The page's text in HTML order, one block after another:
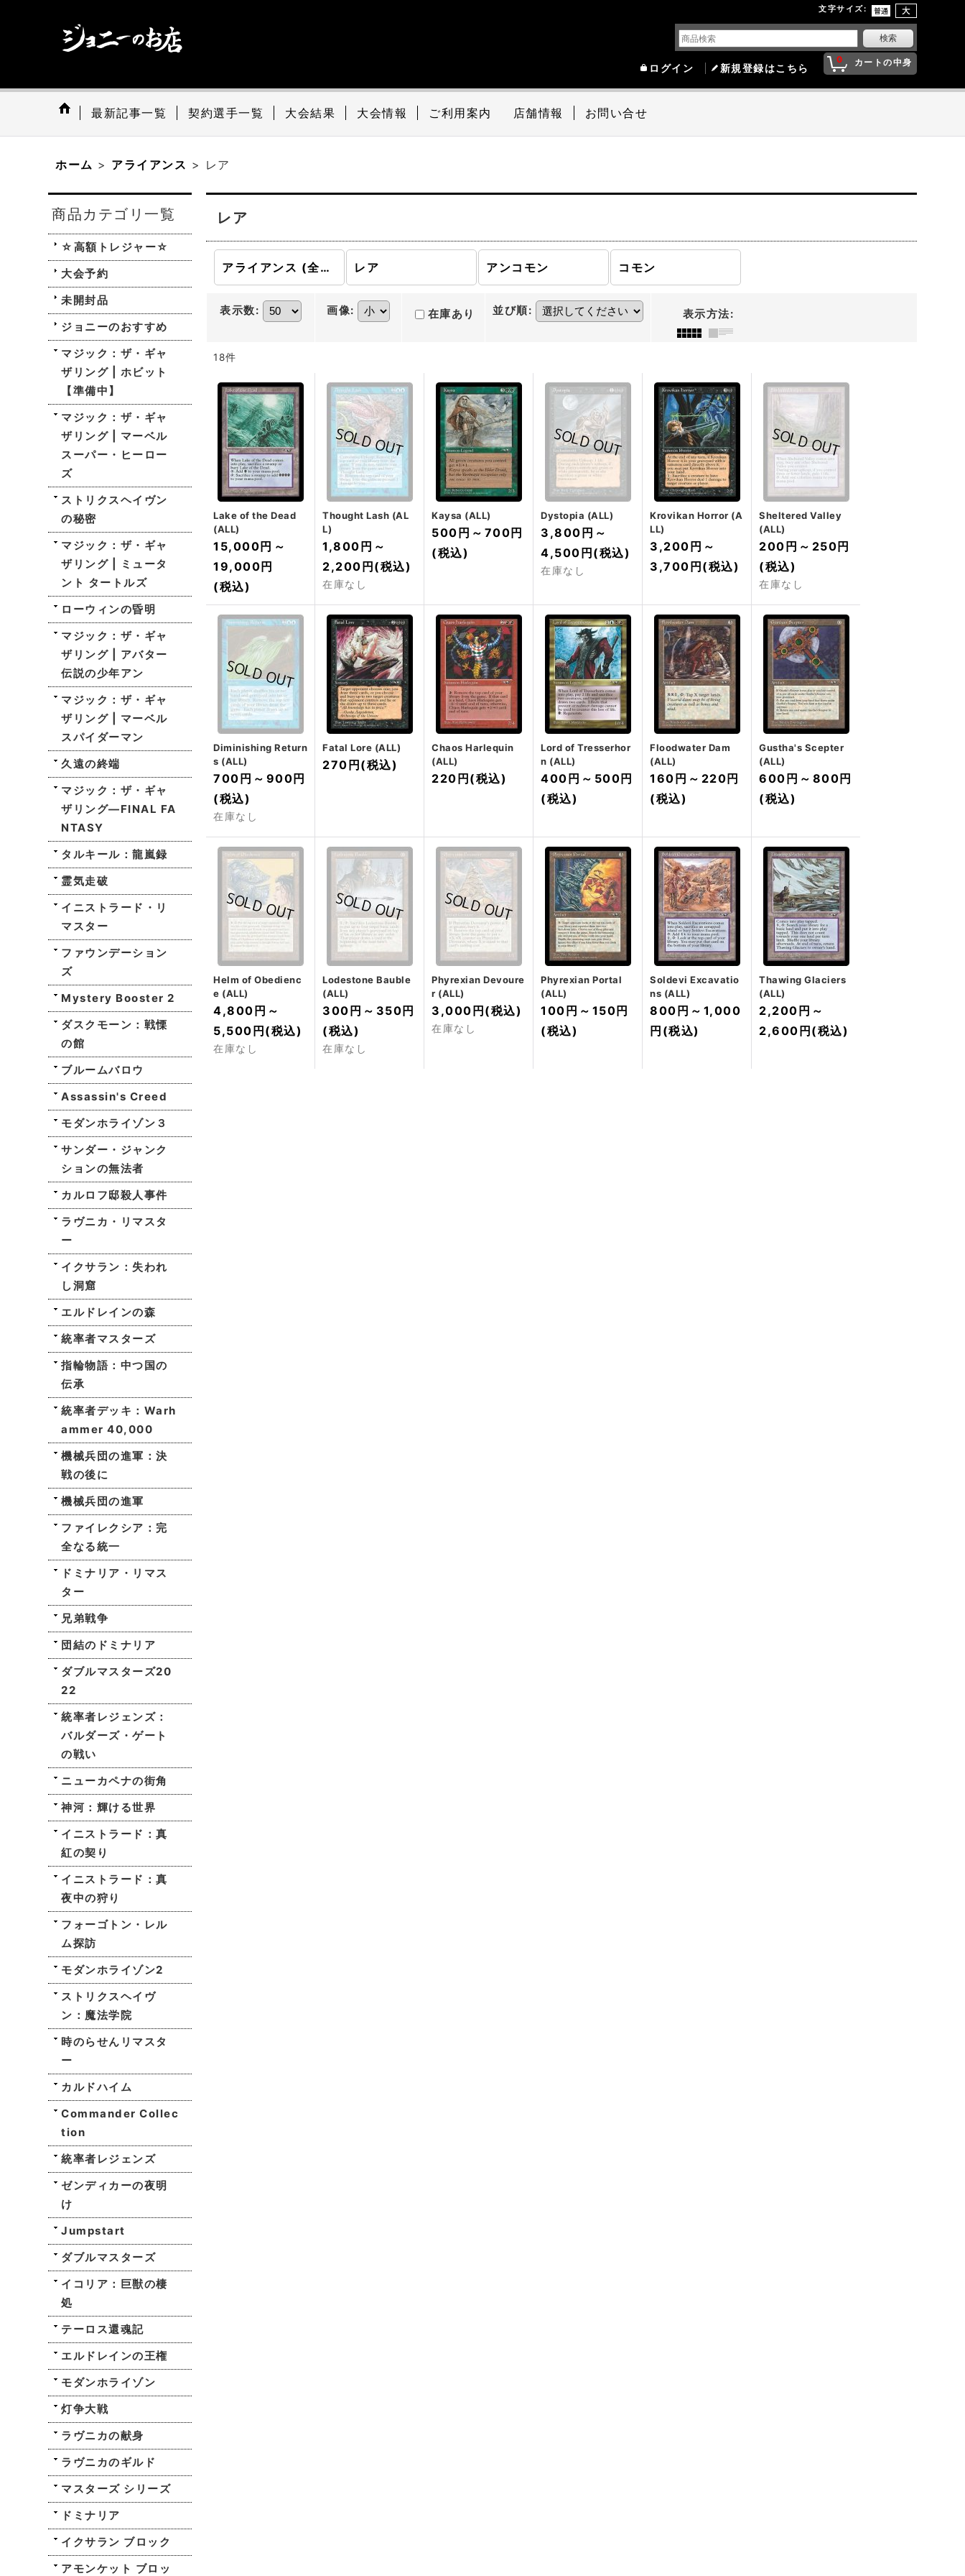
文字サイズ:
0 カートの中身
ログイン 新規登録はこちら
最新記事一覧 契約選手一覧 大会結果 大会情報 ご利用案内 店舗情報 お問い合せ
ホーム > アライアンス > レア
商品カテゴリ一覧
☆高額トレジャー☆
大会予約
未開封品
ジョニーのおすすめ
マジック：ザ・ギャ
ザリング | ホビット
【準備中】
マジック：ザ・ギャ
ザリング | マーベル
スーパー・ヒーロー
ズ
ストリクスヘイヴン
の秘密
マジック：ザ・ギャ
ザリング | ミュータ
ント タートルズ
ローウィンの昏明
マジック：ザ・ギャ
ザリング | アバター
伝説の少年アン
マジック：ザ・ギャ
ザリング | マーベル
スパイダーマン
久遠の終端
マジック：ザ・ギャ
ザリング—FINAL FA
NTASY
タルキール：龍嵐録
霊気走破
イニストラード・リ
マスター
ファウンデーション
ズ
Mystery Booster 2
ダスクモーン：戦慄
の館
ブルームバロウ
Assassin's Creed
モダンホライゾン３
サンダー・ジャンク
ションの無法者
カルロフ邸殺人事件
ラヴニカ・リマスタ
ー
イクサラン：失われ
し洞窟
エルドレインの森
統率者マスターズ
指輪物語：中つ国の
伝承
統率者デッキ：Warh
ammer 40,000
機械兵団の進軍：決
戦の後に
機械兵団の進軍
ファイレクシア：完
全なる統一
ドミナリア・リマス
ター
兄弟戦争
団結のドミナリア
ダブルマスターズ20
22
統率者レジェンズ：
バルダーズ・ゲート
の戦い
ニューカペナの街角
神河：輝ける世界
イニストラード：真
紅の契り
イニストラード：真
夜中の狩り
フォーゴトン・レル
ム探訪
モダンホライゾン2
ストリクスヘイヴ
ン：魔法学院
時のらせんリマスタ
ー
カルドハイム
Commander Collec
tion
統率者レジェンズ
ゼンディカーの夜明
け
Jumpstart
ダブルマスターズ
イコリア：巨獣の棲
処
テーロス還魂記
エルドレインの王権
モダンホライゾン
灯争大戦
ラヴニカの献身
ラヴニカのギルド
マスターズ シリーズ
ドミナリア
イクサラン ブロック
アモンケット ブロッ
レア
アライアンス (全商品) レア アンコモン コモン
表示数: 画像: 在庫あり 並び順: 表示方法:
18件
Lake of the Dead
(ALL)
15,000円 ～
19,000円
(税込)
Thought Lash (AL
L)
1,800円 ～
2,200円 (税込)
在庫なし
Kaysa (ALL)
500円 ～ 700円
(税込)
Dystopia (ALL)
3,800円 ～
4,500円 (税込)
在庫なし
Krovikan Horror (A
LL)
3,200円 ～
3,700円 (税込)
Sheltered Valley
(ALL)
200円 ～ 250円
(税込)
在庫なし
Diminishing Return
s (ALL)
700円 ～ 900円
(税込)
在庫なし
Fatal Lore (ALL)
270円 (税込)
Chaos Harlequin
(ALL)
220円 (税込)
Lord of Tresserhor
n (ALL)
400円 ～ 500円
(税込)
Floodwater Dam
(ALL)
160円 ～ 220円
(税込)
Gustha's Scepter
(ALL)
600円 ～ 800円
(税込)
Helm of Obedienc
e (ALL)
4,800円 ～
5,500円 (税込)
在庫なし
Lodestone Bauble
(ALL)
300円 ～ 350円
(税込)
在庫なし
Phyrexian Devoure
r (ALL)
3,000円 (税込)
在庫なし
Phyrexian Portal
(ALL)
100円 ～ 150円
(税込)
Soldevi Excavatio
ns (ALL)
800円 ～ 1,000
円 (税込)
Thawing Glaciers
(ALL)
2,200円 ～
2,600円 (税込)